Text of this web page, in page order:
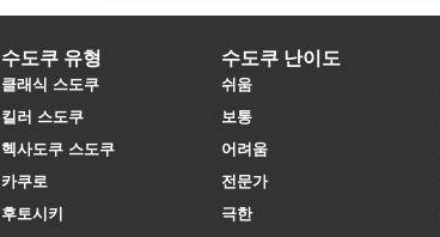
수도쿠 유형
클래식 스도쿠
킬러 스도쿠
헥사도쿠 스도쿠
카쿠로
후토시키
수도쿠 난이도
쉬움
보통
어려움
전문가
극한